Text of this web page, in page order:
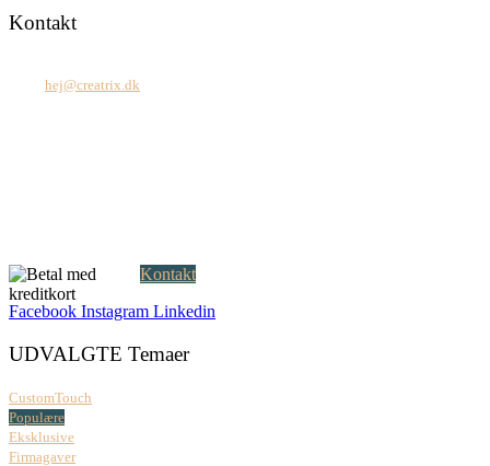
Kontakt
hej@creatrix.dk
Kontakt
Facebook Instagram Linkedin
UDVALGTE Temaer
CustomTouch
Populære
Eksklusive
Firmagaver